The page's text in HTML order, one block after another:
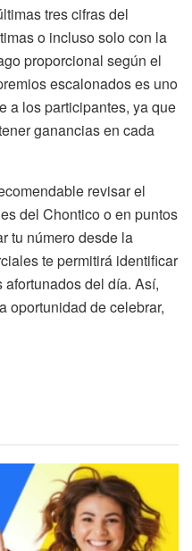
tres cifras del
o incluso solo con la
proporcional según el
escalonados es uno
a los participantes, ya que
ganancias en cada
revisar el
del Chontico o en puntos
tu número desde la
te permitirá identificar
del día. Así,
oportunidad de celebrar,